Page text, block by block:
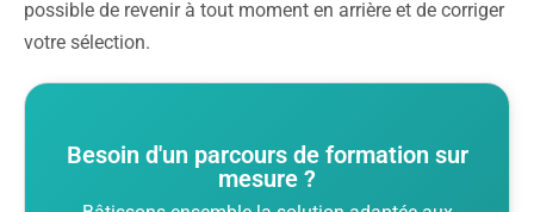
possible de revenir à tout moment en arrière et de corriger
votre sélection.
Besoin d'un parcours de formation sur
mesure ?